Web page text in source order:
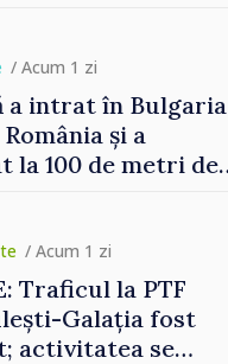
/ Acum 1 zi
a intrat în Bulgaria
și a
la 100 de metri de
/ Acum 1 zi
Traficul la PTF
Galația fost
activitatea se